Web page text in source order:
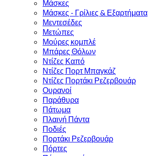
Μάσκες
Μάσκες - Γρίλιες & Εξαρτήματα
Μεντεσέδες
Μετώπες
Μούρες κομπλέ
Μπάρες Θόλων
Ντίζες Καπό
Ντίζες Πορτ Μπαγκάζ
Ντίζες Πορτάκι Ρεζερβουάρ
Ουρανοί
Παράθυρα
Πάτωμα
Πλαινή Πάντα
Ποδιές
Πορτάκι Ρεζερβουάρ
Πόρτες